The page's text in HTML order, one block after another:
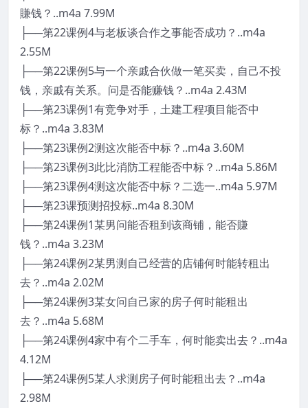
賺钱？..m4a 7.99M
├──第22课例4与老板谈合作之事能否成功？..m4a
2.55M
├──第22课例5与一个亲戚合伙做一笔买卖，自己不投
钱，亲戚有关系。问是否能赚钱？..m4a 2.43M
├──第23课例1有竞争对手，土建工程项目能否中
标？..m4a 3.83M
├──第23课例2测这次能否中标？..m4a 3.60M
├──第23课例3此比消防工程能否中标？..m4a 5.86M
├──第23课例4测这次能否中标？二选一..m4a 5.97M
├──第23课预测招投标..m4a 8.30M
├──第24课例1某男问能否租到该商铺，能否賺
钱？..m4a 3.23M
├──第24课例2某男测自己经营的店铺何时能转租出
去？..m4a 2.02M
├──第24课例3某女问自己家的房子何时能租出
去？..m4a 5.68M
├──第24课例4家中有个二手车，何时能卖出去？..m4a
4.12M
├──第24课例5某人求测房子何时能租出去？..m4a
2.98M